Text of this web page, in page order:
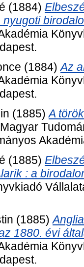
(1884)
(1884)Az
(1885)A
(1885)
: a
(1885)
1880. évi